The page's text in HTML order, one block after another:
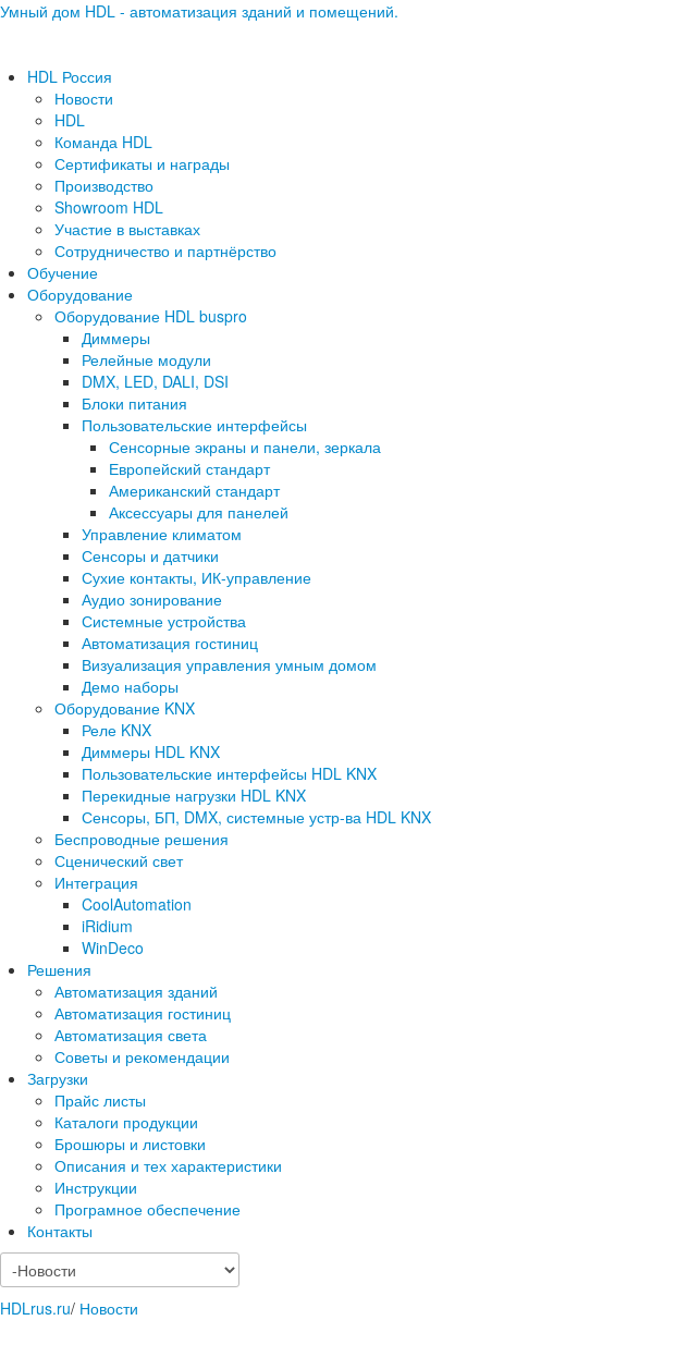
Умный дом HDL - автоматизация зданий и помещений.
HDL Россия
Новости
HDL
Команда HDL
Сертификаты и награды
Производство
Showroom HDL
Участие в выставках
Сотрудничество и партнёрство
Обучение
Оборудование
Оборудование HDL buspro
Диммеры
Релейные модули
DMX, LED, DALI, DSI
Блоки питания
Пользовательские интерфейсы
Сенсорные экраны и панели, зеркала
Европейский стандарт
Американский стандарт
Аксессуары для панелей
Управление климатом
Сенсоры и датчики
Сухие контакты, ИК-управление
Аудио зонирование
Системные устройства
Автоматизация гостиниц
Визуализация управления умным домом
Демо наборы
Оборудование KNX
Реле KNX
Диммеры HDL KNX
Пользовательские интерфейсы HDL KNX
Перекидные нагрузки HDL KNX
Сенсоры, БП, DMX, системные устр-ва HDL KNX
Беспроводные решения
Сценический свет
Интеграция
CoolAutomation
iRidium
WinDeco
Решения
Автоматизация зданий
Автоматизация гостиниц
Автоматизация света
Советы и рекомендации
Загрузки
Прайс листы
Каталоги продукции
Брошюры и листовки
Описания и тех характеристики
Инструкции
Програмное обеспечение
Контакты
HDLrus.ru/ Новости